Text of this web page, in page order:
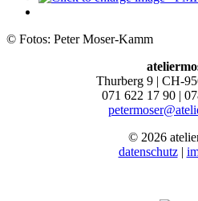
© Fotos: Peter Moser-Kamm
Thurberg 9 | CH-
071 622 17 90 |
© 2026
datenschutz|